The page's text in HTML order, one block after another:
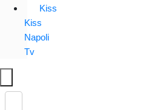
Kiss
Kiss
Napoli
Tv